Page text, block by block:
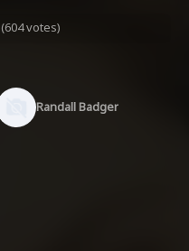
(604 votes)
Randall Badger